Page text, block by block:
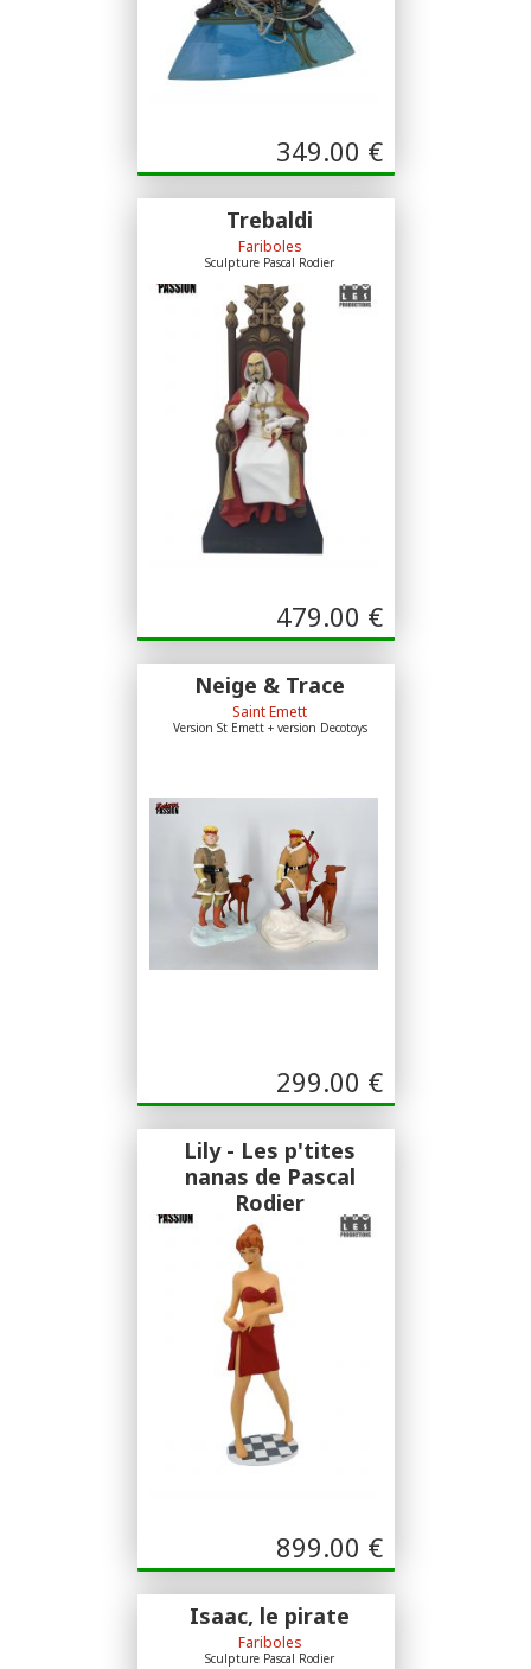
349.00 €
Trebaldi
Fariboles
Sculpture Pascal Rodier
479.00 €
Neige & Trace
Saint Emett
Version St Emett + version Decotoys
299.00 €
Lily - Les p'tites
nanas de Pascal
Rodier
Fariboles
Sculpture Pascal Rodier Exclusivité
Foormi 29 ex !
899.00 €
Isaac, le pirate
Fariboles
Sculpture Pascal Rodier